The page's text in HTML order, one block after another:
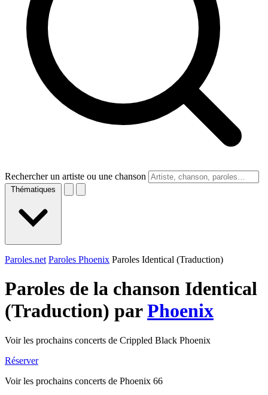
Rechercher un artiste ou une chanson
Thématiques
Paroles.net Paroles Phoenix Paroles Identical (Traduction)
Paroles de la chanson Identical
(Traduction) parPhoenix
Voir les prochains concerts de Crippled Black Phoenix
Réserver
Voir les prochains concerts de Phoenix 66